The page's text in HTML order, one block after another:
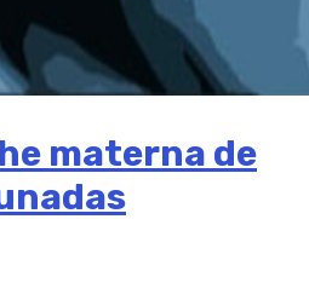
materna de